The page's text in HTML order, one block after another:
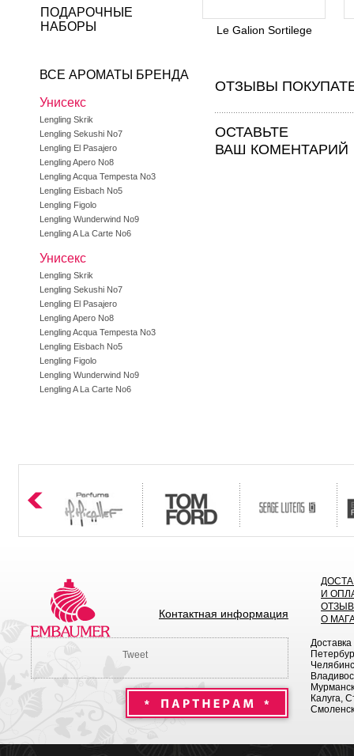
Le Galion Sortilege
ОТЗЫВЫ
ОСТАВЬТЕ
ВАШ КОМЕНТАРИЙ
ПОДАРОЧНЫЕ
НАБОРЫ
ВСЕ АРОМАТЫ БРЕНДА
Унисекс
Lengling Skrik
Lengling Sekushi No7
Lengling El Pasajero
Lengling Apero No8
Lengling Acqua Tempesta No3
Lengling Eisbach No5
Lengling Figolo
Lengling Wunderwind No9
Lengling A La Carte No6
Унисекс
Lengling Skrik
Lengling Sekushi No7
Lengling El Pasajero
Lengling Apero No8
Lengling Acqua Tempesta No3
Lengling Eisbach No5
Lengling Figolo
Lengling Wunderwind No9
Lengling A La Carte No6
Контактная информация
И
О
Tweet
Калуга,